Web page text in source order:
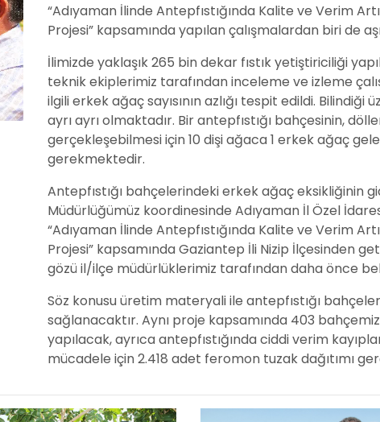
“Adıyaman İlinde Antepfıstığında Kalite ve Verim
Projesi” kapsamında yapılan çalışmalardan biri de
İlimizde yaklaşık 265 bin dekar fıstık yetiştiriciliği
teknik ekiplerimiz tarafından inceleme ve izleme
ilgili erkek ağaç sayısının azlığı tespit edildi.
ayrı ayrı olmaktadır. Bir antepfıstığı bahçesinin,
gerçekleşebilmesi için 10 dişi ağaca 1 erkek ağaç
gerekmektedir.
Antepfıstığı bahçelerindeki erkek ağaç eksikliğinin
Müdürlüğümüz koordinesinde Adıyaman İl Özel
“Adıyaman İlinde Antepfıstığında Kalite ve Verim
Projesi” kapsamında Gaziantep İli Nizip İlçesinden
gözü il/ilçe müdürlüklerimiz tarafından daha önce
Söz konusu üretim materyali ile antepfıstığı
sağlanacaktır. Aynı proje kapsamında 403
yapılacak, ayrıca antepfıstığında ciddi verim
mücadele için 2.418 adet feromon tuzak dağıtımı